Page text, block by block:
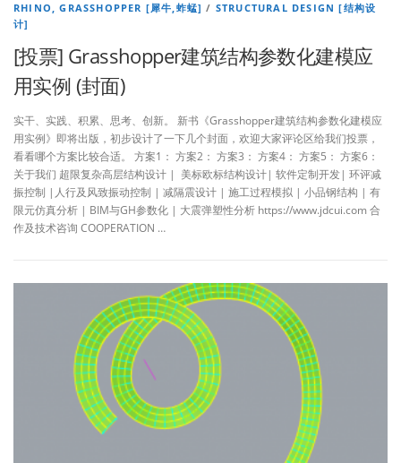
RHINO, GRASSHOPPER [犀牛,蚱蜢] / STRUCTURAL DESIGN [结构设
计]
[投票] Grasshopper建筑结构参数化建模应
用实例 (封面)
实干、实践、积累、思考、创新。 新书《Grasshopper建筑结构参数化建模应
用实例》即将出版，初步设计了一下几个封面，欢迎大家评论区给我们投票，
看看哪个方案比较合适。 方案1： 方案2： 方案3： 方案4： 方案5： 方案6：
关于我们 超限复杂高层结构设计 | 美标欧标结构设计| 软件定制开发| 环评减
振控制 |人行及风致振动控制 | 减隔震设计 | 施工过程模拟 | 小品钢结构 | 有
限元仿真分析 | BIM与GH参数化 | 大震弹塑性分析 https://www.jdcui.com 合
作及技术咨询 COOPERATION …